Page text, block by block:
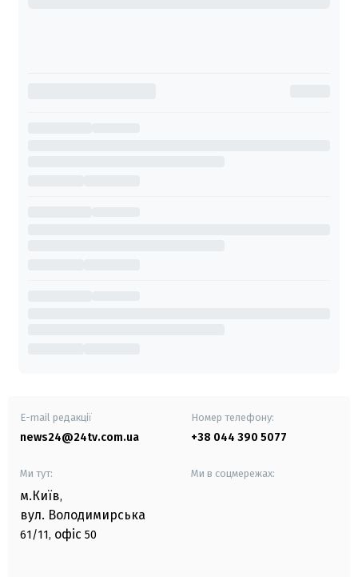
E-mail редакції
news24@24tv.com.ua
Номер телефону:
+38 044 390 5077
Ми тут:
м.Київ,
вул. Володимирська
61/11, офіс 50
Ми в соцмережах: